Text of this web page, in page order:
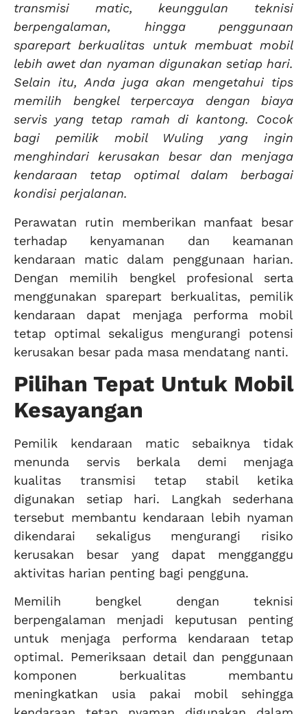
transmisi matic, keunggulan teknisi
berpengalaman, hingga penggunaan
sparepart berkualitas untuk membuat mobil
lebih awet dan nyaman digunakan setiap hari.
Selain itu, Anda juga akan mengetahui tips
memilih bengkel terpercaya dengan biaya
servis yang tetap ramah di kantong. Cocok
bagi pemilik mobil Wuling yang ingin
menghindari kerusakan besar dan menjaga
kendaraan tetap optimal dalam berbagai
kondisi perjalanan.
Perawatan rutin memberikan manfaat besar
terhadap kenyamanan dan keamanan
kendaraan matic dalam penggunaan harian.
Dengan memilih bengkel profesional serta
menggunakan sparepart berkualitas, pemilik
kendaraan dapat menjaga performa mobil
tetap optimal sekaligus mengurangi potensi
kerusakan besar pada masa mendatang nanti.
Pilihan Tepat Untuk Mobil
Kesayangan
Pemilik kendaraan matic sebaiknya tidak
menunda servis berkala demi menjaga
kualitas transmisi tetap stabil ketika
digunakan setiap hari. Langkah sederhana
tersebut membantu kendaraan lebih nyaman
dikendarai sekaligus mengurangi risiko
kerusakan besar yang dapat mengganggu
aktivitas harian penting bagi pengguna.
Memilih bengkel dengan teknisi
berpengalaman menjadi keputusan penting
untuk menjaga performa kendaraan tetap
optimal. Pemeriksaan detail dan penggunaan
komponen berkualitas membantu
meningkatkan usia pakai mobil sehingga